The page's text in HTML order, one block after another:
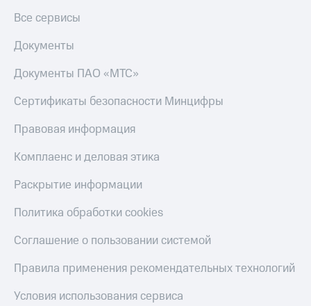
Все сервисы
Документы
Документы ПАО «МТС»
Сертификаты безопасности Минцифры
Правовая информация
Комплаенс и деловая этика
Раскрытие информации
Политика обработки cookies
Соглашение о пользовании системой
Правила применения рекомендательных технологий
Условия использования сервиса